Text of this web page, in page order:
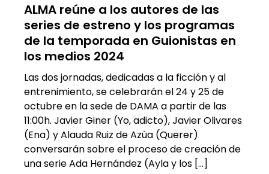
ALMA reúne a los autores de las
series de estreno y los programas
de la temporada en Guionistas en
los medios 2024
Las dos jornadas, dedicadas a la ficción y al
entrenimiento, se celebrarán el 24 y 25 de
octubre en la sede de DAMA a partir de las
11:00h. Javier Giner (Yo, adicto), Javier Olivares
(Ena) y Alauda Ruiz de Azúa (Querer)
conversarán sobre el proceso de creación de
una serie Ada Hernández (Ayla y los […]